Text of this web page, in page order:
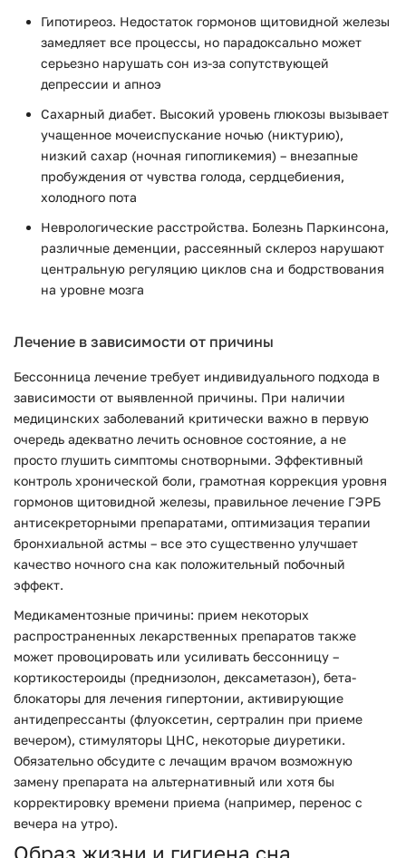
Гипотиреоз. Недостаток гормонов щитовидной железы
замедляет все процессы, но парадоксально может
серьезно нарушать сон из-за сопутствующей
депрессии и апноэ
Сахарный диабет. Высокий уровень глюкозы вызывает
учащенное мочеиспускание ночью (никтурию),
низкий сахар (ночная гипогликемия) – внезапные
пробуждения от чувства голода, сердцебиения,
холодного пота
Неврологические расстройства. Болезнь Паркинсона,
различные деменции, рассеянный склероз нарушают
центральную регуляцию циклов сна и бодрствования
на уровне мозга
Лечение в зависимости от причины
Бессонница лечение требует индивидуального подхода в
зависимости от выявленной причины. При наличии
медицинских заболеваний критически важно в первую
очередь адекватно лечить основное состояние, а не
просто глушить симптомы снотворными. Эффективный
контроль хронической боли, грамотная коррекция уровня
гормонов щитовидной железы, правильное лечение ГЭРБ
антисекреторными препаратами, оптимизация терапии
бронхиальной астмы – все это существенно улучшает
качество ночного сна как положительный побочный
эффект.
Медикаментозные причины: прием некоторых
распространенных лекарственных препаратов также
может провоцировать или усиливать бессонницу –
кортикостероиды (преднизолон, дексаметазон), бета-
блокаторы для лечения гипертонии, активирующие
антидепрессанты (флуоксетин, сертралин при приеме
вечером), стимуляторы ЦНС, некоторые диуретики.
Обязательно обсудите с лечащим врачом возможную
замену препарата на альтернативный или хотя бы
корректировку времени приема (например, перенос с
вечера на утро).
Образ жизни и гигиена сна